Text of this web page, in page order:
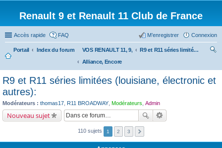
Renault 9 et Renault 11 Club de France
Accès rapide FAQ Connexion
M’enregistrer
Portail Index du forum
VOS RENAULT 11, 9,
Alliance, Encore
R9 et R11 séries limitées (louisiane, électronic et autres):
ch
R9 et R11 séries limitées (louisiane, électronic et
autres):
Modérateurs : thomas17 R11 BROADWAY Modérateurs Admin
Nouveau sujet
110 sujets 1 2 3